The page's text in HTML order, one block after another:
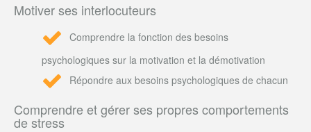
Motiver ses interlocuteurs
Comprendre la fonction des besoins
psychologiques sur la motivation et la démotivation
Répondre aux besoins psychologiques de chacun
Comprendre et gérer ses propres comportements
de stress